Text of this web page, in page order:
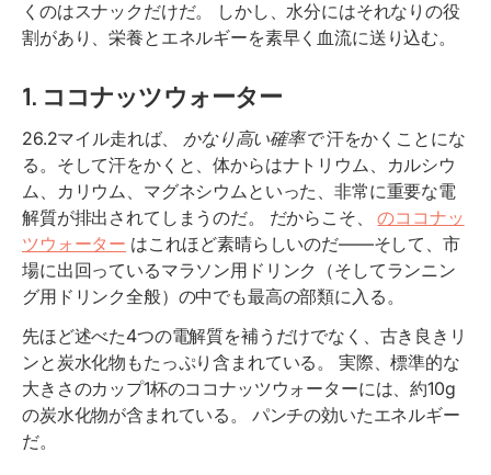
くのはスナックだけだ。 しかし、水分にはそれなりの役
割があり、栄養とエネルギーを素早く血流に送り込む。
1. ココナッツウォーター
26.2マイル走れば、 かなり高い確率で汗をかくことにな
る。そして汗をかくと、体からはナトリウム、カルシウ
ム、カリウム、マグネシウムといった、非常に重要な電
解質が排出されてしまうのだ。 だからこそ、のココナッ
ツウォーター はこれほど素晴らしいのだ――そして、市
場に出回っているマラソン用ドリンク（そしてランニン
グ用ドリンク全般）の中でも最高の部類に入る。
先ほど述べた4つの電解質を補うだけでなく、古き良きリ
ンと炭水化物もたっぷり含まれている。 実際、標準的な
大きさのカップ1杯のココナッツウォーターには、約10g
の炭水化物が含まれている。 パンチの効いたエネルギー
だ。